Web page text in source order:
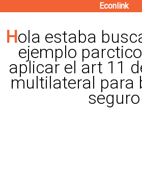
contenido
principal
Econlink
Hola estaba buscando algun
ejemplo
aplicar el art 11
multilateral para
seguro